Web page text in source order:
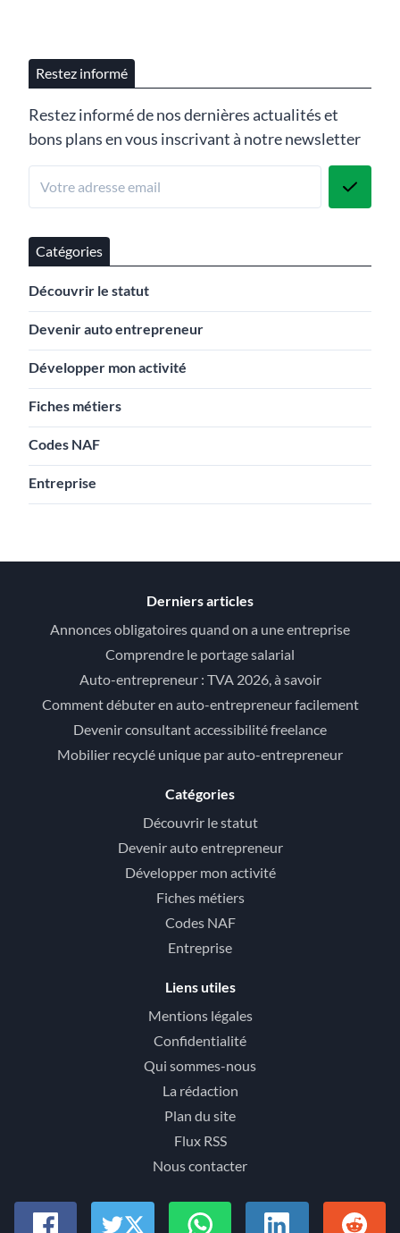
Restez informé
Restez informé de nos dernières actualités et
bons plans en vous inscrivant à notre newsletter
Catégories
Découvrir le statut
Devenir auto entrepreneur
Développer mon activité
Fiches métiers
Codes NAF
Entreprise
Derniers articles
Annonces obligatoires quand on a une entreprise
Comprendre le portage salarial
Auto-entrepreneur : TVA 2026, à savoir
Comment débuter en auto-entrepreneur facilement
Devenir consultant accessibilité freelance
Mobilier recyclé unique par auto-entrepreneur
Catégories
Découvrir le statut
Devenir auto entrepreneur
Développer mon activité
Fiches métiers
Codes NAF
Entreprise
Liens utiles
Mentions légales
Confidentialité
Qui sommes-nous
La rédaction
Plan du site
Flux RSS
Nous contacter